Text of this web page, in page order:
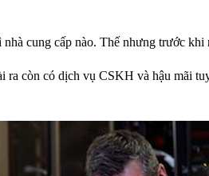
cung cấp nào. Thế nhưng trước khi
ra còn có dịch vụ CSKH và hậu mãi